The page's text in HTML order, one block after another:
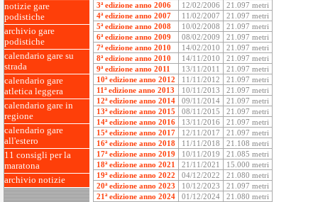
notizie gare
podistiche
archivio gare
podistiche
calendario gare su
strada
calendario gare
atletica leggera
calendario gare in
regione
calendario gare
all'estero
11 consigli per la
maratona
archivio notizie
3ª edizione anno 2006
12/02/2006
21.097 metri
4ª edizione anno 2007
11/02/2007
21.097 metri
5ª edizione anno 2008
10/02/2008
21.097 metri
6ª edizione anno 2009
08/02/2009
21.097 metri
7ª edizione anno 2010
14/02/2010
21.097 metri
8ª edizione anno 2010
14/11/2010
21.097 metri
9ª edizione anno 2011
13/11/2011
21.097 metri
10ª edizione anno 2012
11/11/2012
21.097 metri
11ª edizione anno 2013
10/11/2013
21.097 metri
12ª edizione anno 2014
09/11/2014
21.097 metri
13ª edizione anno 2015
08/11/2015
21.097 metri
14ª edizione anno 2016
13/11/2016
21.097 metri
15ª edizione anno 2017
12/11/2017
21.097 metri
16ª edizione anno 2018
11/11/2018
21.108 metri
17ª edizione anno 2019
10/11/2019
21.085 metri
18ª edizione anno 2021
21/11/2021
15.000 metri
19ª edizione anno 2022
04/12/2022
21.080 metri
20ª edizione anno 2023
10/12/2023
21.097 metri
21ª edizione anno 2024
01/12/2024
21.080 metri